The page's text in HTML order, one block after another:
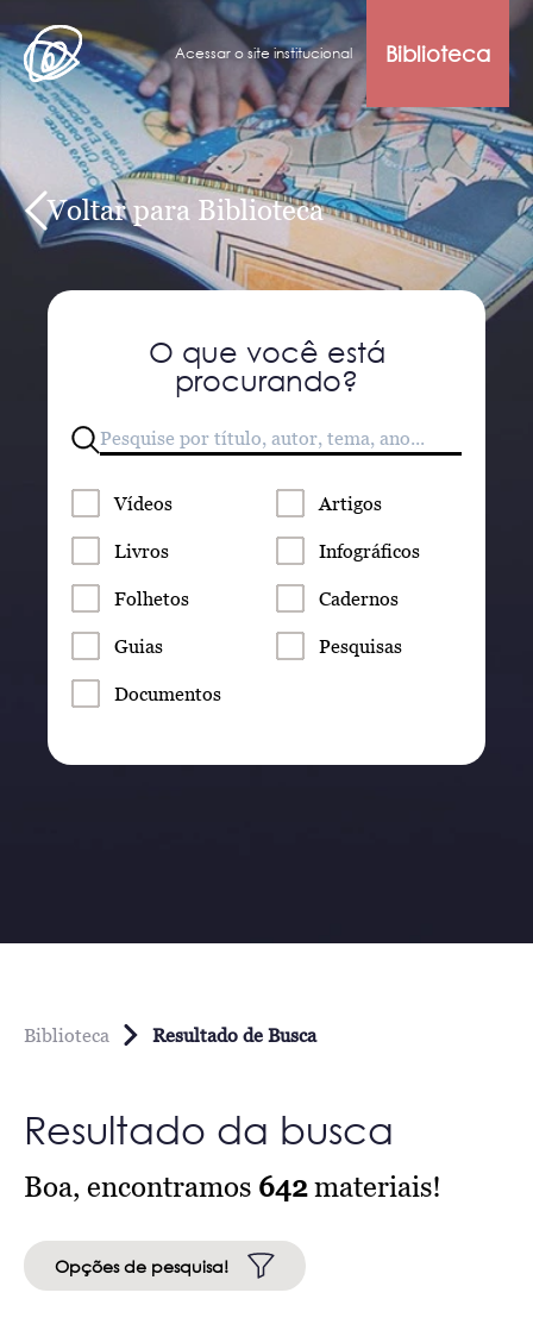
Acessar o site institucional Biblioteca
Voltar para Biblioteca
O que você está
procurando?
Vídeos Artigos
Livros Infográficos
Folhetos Cadernos
Guias Pesquisas
Documentos
Biblioteca Resultado de Busca
Resultado da busca
Boa, encontramos 642materiais!
Opções de pesquisa!